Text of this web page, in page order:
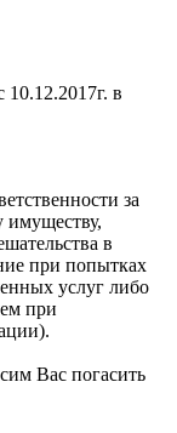
в
за
в
при попытках
услуг либо
при
Вас погасить